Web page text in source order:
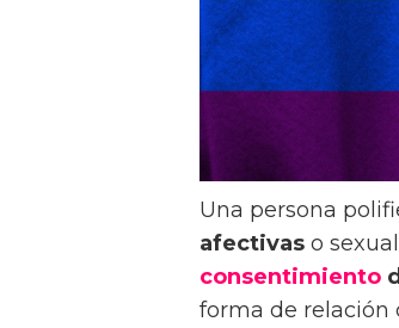
Una persona
afectivas o
consentimiento
forma de relación